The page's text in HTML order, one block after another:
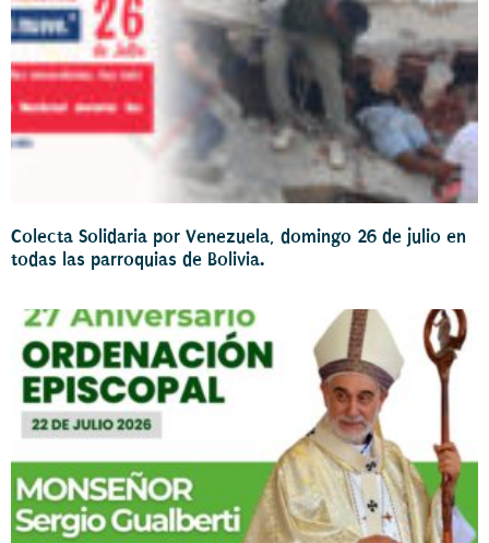
Colecta Solidaria por Venezuela, domingo 26 de julio en
todas las parroquias de Bolivia.